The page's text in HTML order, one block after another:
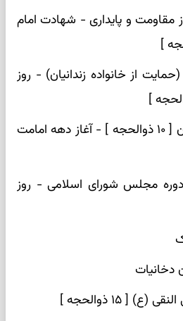
مقاومت و پایداری - شهادت امام
از خانواده زندانیان) - روز
۶ خرداد: عید سعید قربان [ ۱۰ ذوالحجه ] - آغاز دهه امامت
دوره مجلس شورای اسلامی - روز